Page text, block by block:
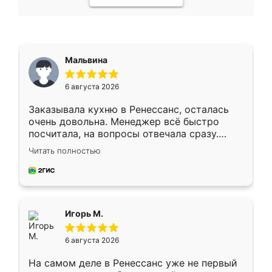
Мальвина
6 августа 2026
Заказывала кухню в Ренессанс, осталась
очень довольна. Менеджер всё быстро
посчитала, на вопросы отвечала сразу.
Замерщик приехал в субботу, подошёл к
делу со всей ответственностью. Собрали
за день, ребята работали аккуратно, даже
Читать полностью
Игорь М.
6 августа 2026
На самом деле в Ренессанс уже не первый